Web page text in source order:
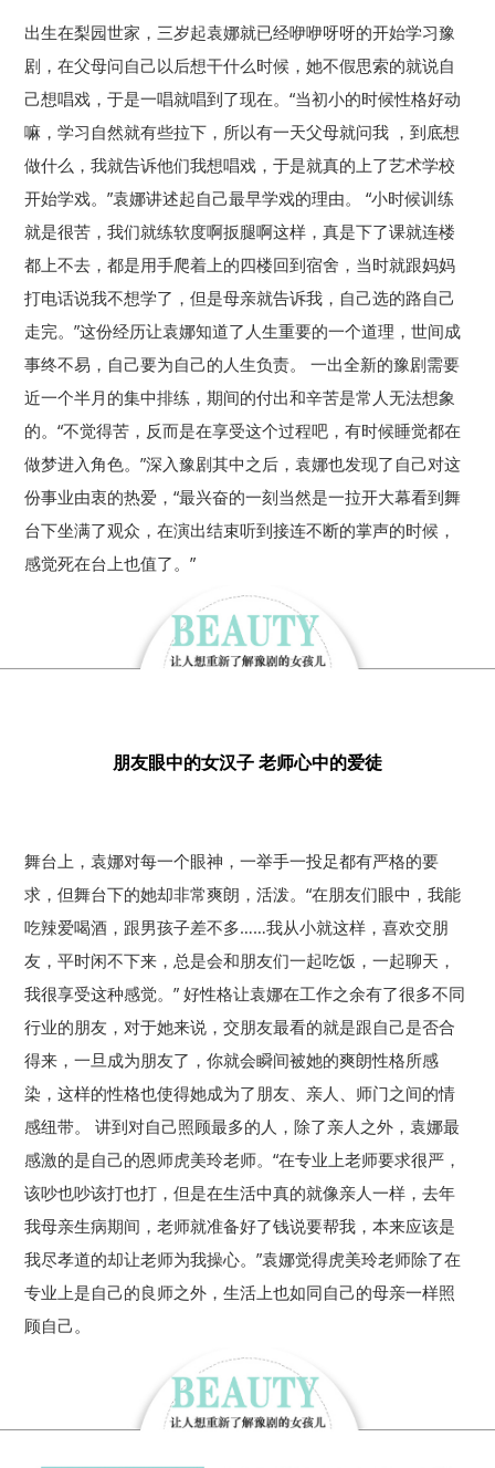
出生在梨园世家，三岁起袁娜就已经咿咿呀呀的开始学习豫
剧，在父母问自己以后想干什么时候，她不假思索的就说自
己想唱戏，于是一唱就唱到了现在。“当初小的时候性格好动
嘛，学习自然就有些拉下，所以有一天父母就问我 ，到底想
做什么，我就告诉他们我想唱戏，于是就真的上了艺术学校
开始学戏。”袁娜讲述起自己最早学戏的理由。 “小时候训练
就是很苦，我们就练软度啊扳腿啊这样，真是下了课就连楼
都上不去，都是用手爬着上的四楼回到宿舍，当时就跟妈妈
打电话说我不想学了，但是母亲就告诉我，自己选的路自己
走完。”这份经历让袁娜知道了人生重要的一个道理，世间成
事终不易，自己要为自己的人生负责。 一出全新的豫剧需要
近一个半月的集中排练，期间的付出和辛苦是常人无法想象
的。“不觉得苦，反而是在享受这个过程吧，有时候睡觉都在
做梦进入角色。”深入豫剧其中之后，袁娜也发现了自己对这
份事业由衷的热爱，“最兴奋的一刻当然是一拉开大幕看到舞
台下坐满了观众，在演出结束听到接连不断的掌声的时候，
感觉死在台上也值了。”
朋友眼中的女汉子 老师心中的爱徒
舞台上，袁娜对每一个眼神，一举手一投足都有严格的要
求，但舞台下的她却非常爽朗，活泼。“在朋友们眼中，我能
吃辣爱喝酒，跟男孩子差不多……我从小就这样，喜欢交朋
友，平时闲不下来，总是会和朋友们一起吃饭，一起聊天，
我很享受这种感觉。” 好性格让袁娜在工作之余有了很多不同
行业的朋友，对于她来说，交朋友最看的就是跟自己是否合
得来，一旦成为朋友了，你就会瞬间被她的爽朗性格所感
染，这样的性格也使得她成为了朋友、亲人、师门之间的情
感纽带。 讲到对自己照顾最多的人，除了亲人之外，袁娜最
感激的是自己的恩师虎美玲老师。“在专业上老师要求很严，
该吵也吵该打也打，但是在生活中真的就像亲人一样，去年
我母亲生病期间，老师就准备好了钱说要帮我，本来应该是
我尽孝道的却让老师为我操心。”袁娜觉得虎美玲老师除了在
专业上是自己的良师之外，生活上也如同自己的母亲一样照
顾自己。